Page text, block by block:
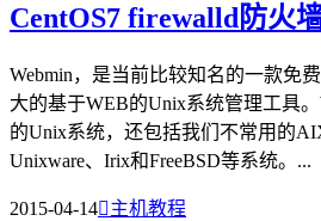
CentOS7 firewalld防火
Webmin，是当前比较知名的一款免
大的基于WEB的Unix系统管理工具
的Unix系统，还包括我们不常用的
Unixware、Irix和FreeBSD等系统。...
2015-04-14主机教程